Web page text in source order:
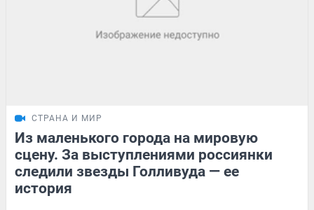
СТРАНА И МИР
Из маленького города на мировую
сцену. За выступлениями россиянки
следили звезды Голливуда — ее
история